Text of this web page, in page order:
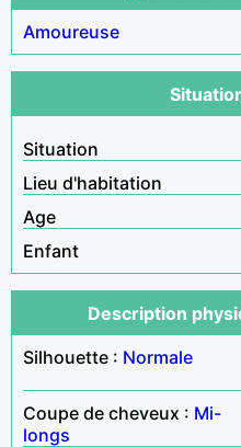
Amoureuse
Situation
Lieu d'habitation
Age
Enfant
Description
Silhouette : Normale
Coupe de cheveux : Mi-
longs